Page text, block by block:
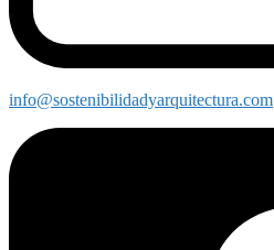
info@sostenibilidadyarquitectura.com